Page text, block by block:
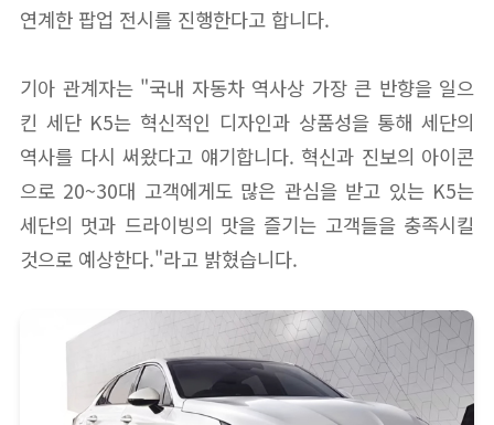
연계한 팝업 전시를 진행한다고 합니다.
기아 관계자는 "국내 자동차 역사상 가장 큰 반향을 일으
킨 세단 K5는 혁신적인 디자인과 상품성을 통해 세단의
역사를 다시 써왔다고 얘기합니다. 혁신과 진보의 아이콘
으로 20~30대 고객에게도 많은 관심을 받고 있는 K5는
세단의 멋과 드라이빙의 맛을 즐기는 고객들을 충족시킬
것으로 예상한다."라고 밝혔습니다.